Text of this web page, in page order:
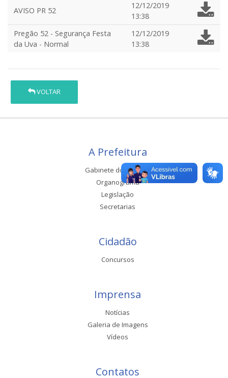
AVISO PR 52
12/12/2019
13:38
Pregão 52 - Segurança Festa
da Uva - Normal
12/12/2019
13:38
VOLTAR
A Prefeitura
Gabinete do Prefeito
Organograma
Legislação
Secretarias
Cidadão
Concursos
Imprensa
Notícias
Galeria de Imagens
Vídeos
Contatos